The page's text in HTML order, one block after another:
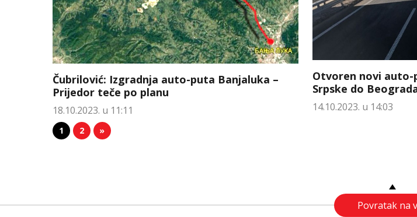
Čubrilović: Izgradnja auto-puta Banjaluka –
Prijedor teče po planu
18.10.2023. u 11:11
Otvoren novi auto-
Srpske do
14.10.2023. u 14:03
1 2 »
Povratak na